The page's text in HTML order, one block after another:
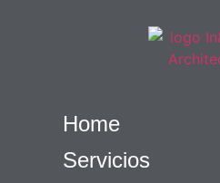
Home
Servicios